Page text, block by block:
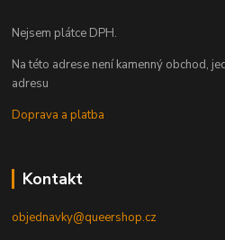
Nejsem plátce DPH.
Na této adrese není kamenný obchod,
adresu
Doprava a platba
Kontakt
objednavky@queershop.cz